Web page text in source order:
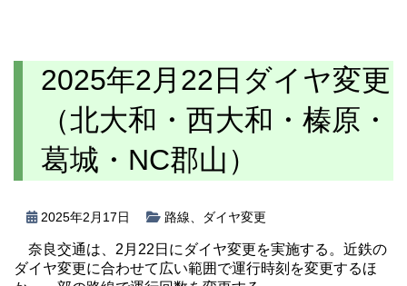
2025年2月22日ダイヤ変更
（北大和・西大和・榛原・
葛城・NC郡山）
2025年2月17日 路線 ダイヤ変更
奈良交通は、2月22日にダイヤ変更を実施する。近鉄の
ダイヤ変更に合わせて広い範囲で運行時刻を変更するほ